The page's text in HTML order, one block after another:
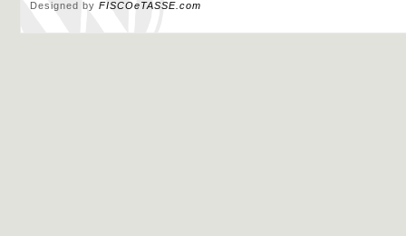
Designed by FISCOeTASSE.com